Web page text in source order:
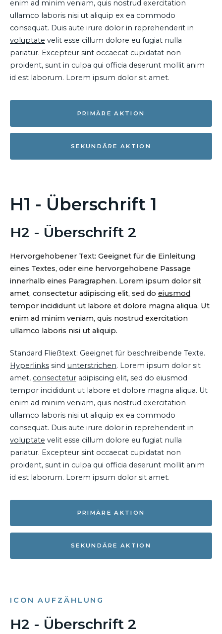
enim ad minim veniam, quis nostrud exercitation
ullamco laboris nisi ut aliquip ex ea commodo
consequat. Duis aute irure dolor in reprehenderit in
voluptate velit esse cillum dolore eu fugiat nulla
pariatur. Excepteur sint occaecat cupidatat non
proident, sunt in culpa qui officia deserunt mollit anim
id est laborum. Lorem ipsum dolor sit amet.
PRIMÄRE AKTION
SEKUNDÄRE AKTION
H1 - Überschrift 1
H2 - Überschrift 2
Hervorgehobener Text: Geeignet für die Einleitung
eines Textes, oder eine hervorgehobene Passage
innerhalb eines Paragraphen. Lorem ipsum dolor sit
amet, consectetur adipiscing elit, sed do eiusmod
tempor incididunt ut labore et dolore magna aliqua. Ut
enim ad minim veniam, quis nostrud exercitation
ullamco laboris nisi ut aliquip.
Standard Fließtext: Geeignet für beschreibende Texte.
Hyperlinks sind unterstrichen. Lorem ipsum dolor sit
amet, consectetur adipiscing elit, sed do eiusmod
tempor incididunt ut labore et dolore magna aliqua. Ut
enim ad minim veniam, quis nostrud exercitation
ullamco laboris nisi ut aliquip ex ea commodo
consequat. Duis aute irure dolor in reprehenderit in
voluptate velit esse cillum dolore eu fugiat nulla
pariatur. Excepteur sint occaecat cupidatat non
proident, sunt in culpa qui officia deserunt mollit anim
id est laborum. Lorem ipsum dolor sit amet.
PRIMÄRE AKTION
SEKUNDÄRE AKTION
ICON AUFZÄHLUNG
H2 - Überschrift 2